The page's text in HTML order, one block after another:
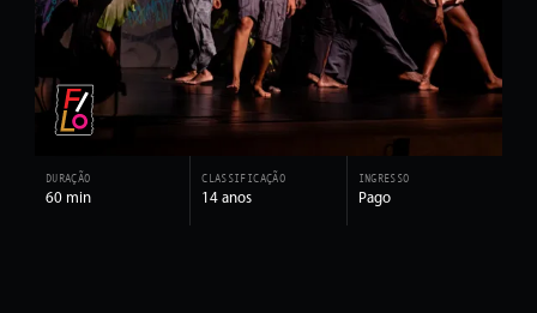
DURAÇÃO
60 min
CLASSIFICAÇÃO
14 anos
INGRESSO
Pago